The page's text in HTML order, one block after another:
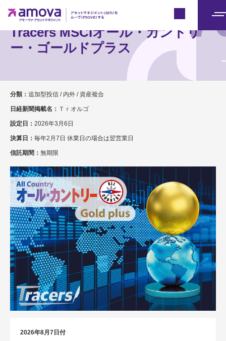
ニ
Tracers MSCIオール・カントリ
ー・ゴールドプラス
分類： 追加型投信 / 内外 / 資産複合
日経新聞掲載名： Ｔｒオルゴ
設定日： 2026年3月6日
決算日： 毎年2月7日 休業日の場合は翌営業日
信託期間： 無期限
2026年8月7日付